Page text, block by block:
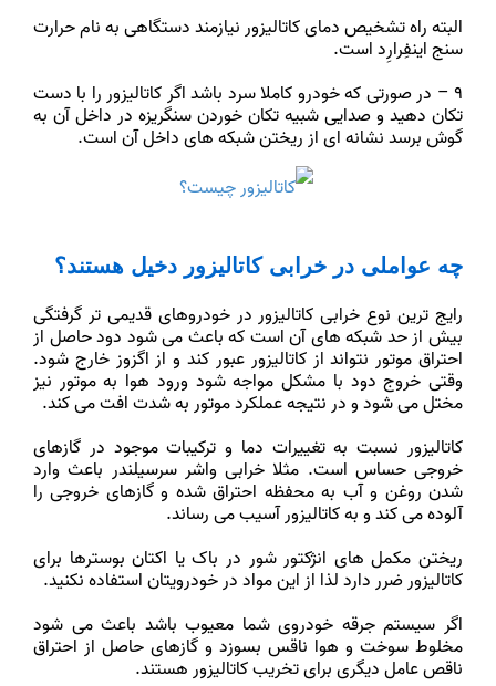
البته راه تشخیص دمای کاتالیزور نیازمند دستگاهی به نام حرارت
سنج اینفِرارِد است.
9 – در صورتی که خودرو کاملا سرد باشد اگر کاتالیزور را با دست
تکان دهید و صدایی شبیه تکان خوردن سنگریزه در داخل آن به
گوش برسد نشانه ای از ریختن شبکه های داخل آن است.
چه عواملی در خرابی کاتالیزور دخیل هستند؟
رایج ترین نوع خرابی کاتالیزور در خودروهای قدیمی تر گرفتگی
بیش از حد شبکه های آن است که باعث می شود دود حاصل از
احتراق موتور نتواند از کاتالیزور عبور کند و از اگزوز خارج شود.
وقتی خروج دود با مشکل مواجه شود ورود هوا به موتور نیز
مختل می شود و در نتیجه عملکرد موتور به شدت افت می کند.
کاتالیزور نسبت به تغییرات دما و ترکیبات موجود در گازهای
خروجی حساس است. مثلا خرابی واشر سرسیلندر باعث وارد
شدن روغن و آب به محفظه احتراق شده و گازهای خروجی را
آلوده می کند و به کاتالیزور آسیب می رساند.
ریختن مکمل های انژکتور شور در باک یا اکتان بوسترها برای
کاتالیزور ضرر دارد لذا از این مواد در خودرویتان استفاده نکنید.
اگر سیستم جرقه خودروی شما معیوب باشد باعث می شود
مخلوط سوخت و هوا ناقس بسوزد و گازهای حاصل از احتراق
ناقص عامل دیگری برای تخریب کاتالیزور هستند.